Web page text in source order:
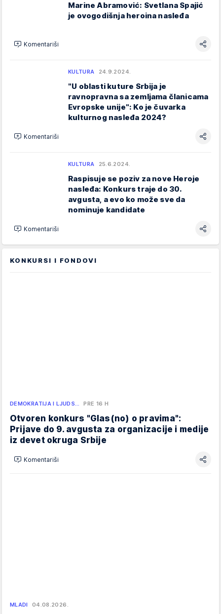
Marine Abramović: Svetlana Spajić
je ovogodišnja heroina nasleđa
Komentariši
KULTURA 24.9.2024.
"U oblasti kuture Srbija je
ravnopravna sa zemljama članicama
Evropske unije": Ko je čuvarka
kulturnog nasleđa 2024?
Komentariši
KULTURA 25.6.2024.
Raspisuje se poziv za nove Heroje
nasleđa: Konkurs traje do 30.
avgusta, a evo ko može sve da
nominuje kandidate
Komentariši
KONKURSI I FONDOVI
DEMOKRATIJA I LJUDS… PRE 16 H
Otvoren konkurs "Glas(no) o pravima":
Prijave do 9. avgusta za organizacije i medije
iz devet okruga Srbije
Komentariši
MLADI 04.08.2026.